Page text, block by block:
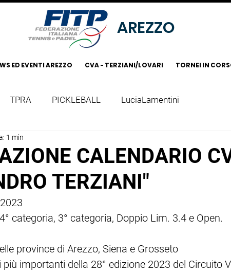
AREZZO
ED EVENTI AREZZO CVA - TERZIANI/LOVARI TORNEI IN
TPRA PICKLEBALL LuciaLamentini
CALENDARIO
TERZIANI"
1 min
categoria, 3° categoria, Doppio Lim. 3.4 e Open.
province di Arezzo, Siena e Grosseto
importanti della 28° edizione 2023 del Circuito